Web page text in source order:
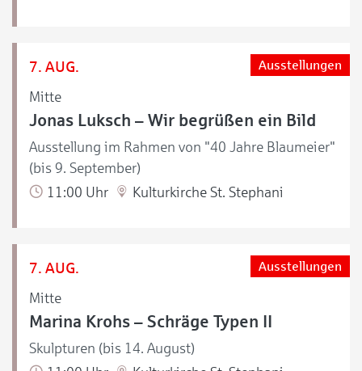
7. AUG.
Mitte
Ausstellungen
Jonas Luksch – Wir begrüßen ein Bild
Ausstellung im Rahmen von "40 Jahre Blaumeier"
(bis 9. September)
11:00 Uhr
Kulturkirche St. Stephani
7. AUG.
Mitte
Ausstellungen
Marina Krohs – Schräge Typen II
Skulpturen (bis 14. August)